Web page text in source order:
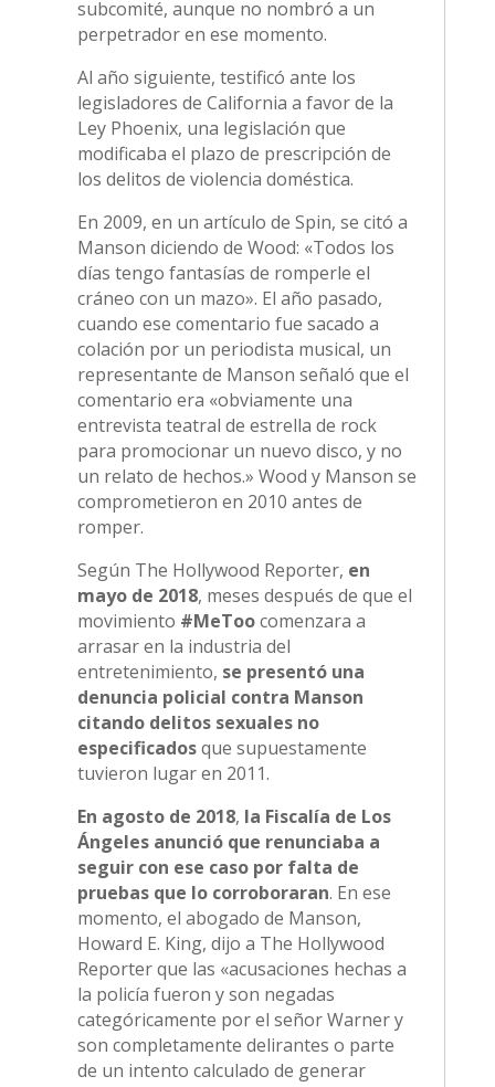
subcomité, aunque no nombró a un
perpetrador en ese momento.
Al año siguiente, testificó ante los
legisladores de California a favor de la
Ley Phoenix, una legislación que
modificaba el plazo de prescripción de
los delitos de violencia doméstica.
En 2009, en un artículo de Spin, se citó a
Manson diciendo de Wood: «Todos los
días tengo fantasías de romperle el
cráneo con un mazo». El año pasado,
cuando ese comentario fue sacado a
colación por un periodista musical, un
representante de Manson señaló que el
comentario era «obviamente una
entrevista teatral de estrella de rock
para promocionar un nuevo disco, y no
un relato de hechos.» Wood y Manson se
comprometieron en 2010 antes de
romper.
Según The Hollywood Reporter, en
mayo de 2018, meses después de que el
movimiento #MeToocomenzara a
arrasar en la industria del
entretenimiento, se presentó una
denuncia policial contra Manson
citando delitos sexuales no
especificadosque supuestamente
tuvieron lugar en 2011.
En agosto de 2018, la Fiscalía de Los
Ángeles anunció que renunciaba a
seguir con ese caso por falta de
pruebas que lo corroboraran. En ese
momento, el abogado de Manson,
Howard E. King, dijo a The Hollywood
Reporter que las «acusaciones hechas a
la policía fueron y son negadas
categóricamente por el señor Warner y
son completamente delirantes o parte
de un intento calculado de generar